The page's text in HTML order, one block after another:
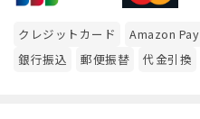
クレジットカード Amazon Pay
銀行振込
郵便振替 代金引換